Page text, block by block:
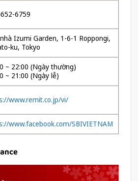
6759
Izumi Garden, 1-6-1 Roppongi,
ku, Tokyo
~ 22:00 (Ngày thường)
~ 21:00 (Ngày lễ)
www.remit.co.jp/vi/
www.facebook.com/SBIVIETNAM